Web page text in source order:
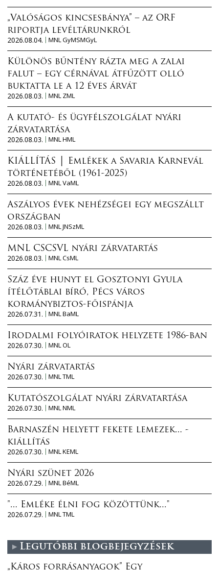
„Valóságos kincsesbánya” – az ORF
riportja levéltárunkról
2026.08.04.
MNL GyMSMGyL
Különös bűntény rázta meg a zalai
falut – egy cérnával átfűzött olló
buktatta le a 12 éves árvát
2026.08.03.
MNL ZML
A kutató- és ügyfélszolgálat nyári
zárvatartása
2026.08.03.
MNL HML
KIÁLLÍTÁS │ Emlékek a Savaria Karnevál
történetéből (1961-2025)
2026.08.03.
MNL VaML
Aszályos évek nehézségei egy megszállt
országban
2026.08.03.
MNL JNSzML
MNL CSCSVL nyári zárvatartás
2026.08.03.
MNL CsML
Száz éve hunyt el Gosztonyi Gyula
ítélőtáblai bíró, Pécs város
kormánybiztos-főispánja
2026.07.31.
MNL BaML
Irodalmi folyóiratok helyzete 1986-ban
2026.07.30.
MNL OL
Nyári zárvatartás
2026.07.30.
MNL TML
Kutatószolgálat nyári zárvatartása
2026.07.30.
MNL NML
Barnaszén helyett fekete lemezek... -
kiállítás
2026.07.30.
MNL KEML
Nyári szünet 2026
2026.07.29.
MNL BéML
"... Emléke élni fog közöttünk..."
2026.07.29.
MNL TML
Legutóbbi blogbejegyzések
„Káros forrásanyagok” Egy